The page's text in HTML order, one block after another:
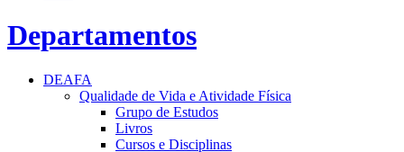
Departamentos
DEAFA
Qualidade de Vida e Atividade Física
Grupo de Estudos
Livros
Cursos e Disciplinas